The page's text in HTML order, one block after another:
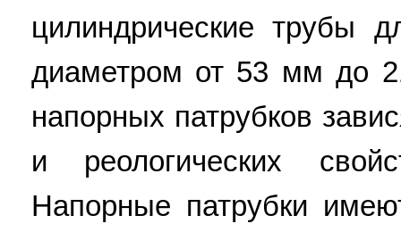
цилиндрические
диаметром от 53 мм до
напорных патрубков
и реологических
Напорные патрубки